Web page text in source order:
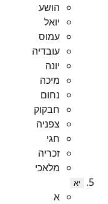
הושע
יואל
עמוס
עובדיה
יונה
מיכה
נחום
חבקוק
צפניה
חגי
זכריה
מלאכי
יא
א